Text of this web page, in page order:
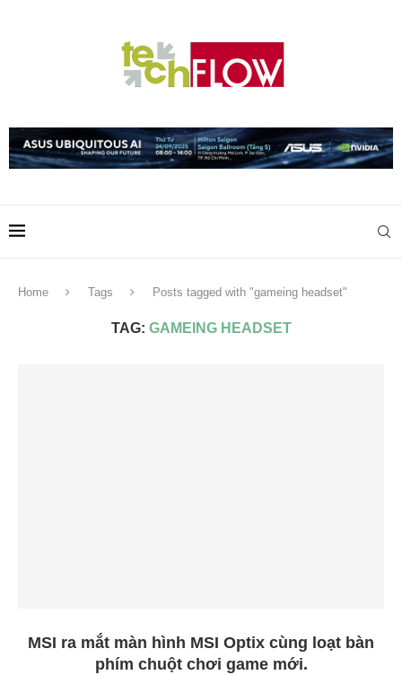
Home Tags Posts tagged with "gameing headset"
TAG: GAMEING HEADSET
MSI ra mắt màn hình MSI Optix cùng loạt bàn
phím chuột chơi game mới.